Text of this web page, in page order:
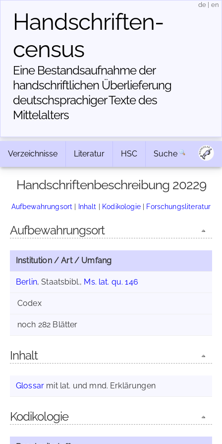
Handschriften­
census
Eine Bestandsaufnahme der
handschriftlichen Über­lieferung
deutschsprachiger Texte des
Mittelalters
de en
Verzeichnisse Literatur HSC Suche
Handschriftenbeschreibung 20229
Aufbewahrungsort | Inhalt | Kodikologie| Forschungsliteratur
Aufbewahrungsort
Institution / Art / Umfang
Berlin, Staatsbibl., Ms. lat. qu. 146
Codex
noch 282 Blätter
Inhalt
Glossar mit lat. und mnd. Erklärungen
Kodikologie